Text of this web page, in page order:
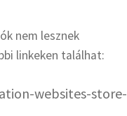
nem lesznek
linkeken találhat:
websites-store-